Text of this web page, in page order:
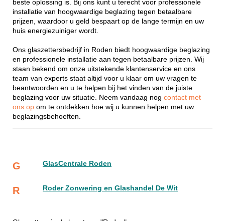
beste oplossing is. Bij ons kunt u terecht voor professionele
installatie van hoogwaardige beglazing tegen betaalbare
prijzen, waardoor u geld bespaart op de lange termijn en uw
huis energiezuiniger wordt.
Ons glaszettersbedrijf in Roden biedt hoogwaardige beglazing
en professionele installatie aan tegen betaalbare prijzen. Wij
staan bekend om onze uitstekende klantenservice en ons
team van experts staat altijd voor u klaar om uw vragen te
beantwoorden en u te helpen bij het vinden van de juiste
beglazing voor uw situatie. Neem vandaag nog contact met
ons op om te ontdekken hoe wij u kunnen helpen met uw
beglazingsbehoeften.
G GlasCentrale Roden
R Roder Zonwering en Glashandel De Wit